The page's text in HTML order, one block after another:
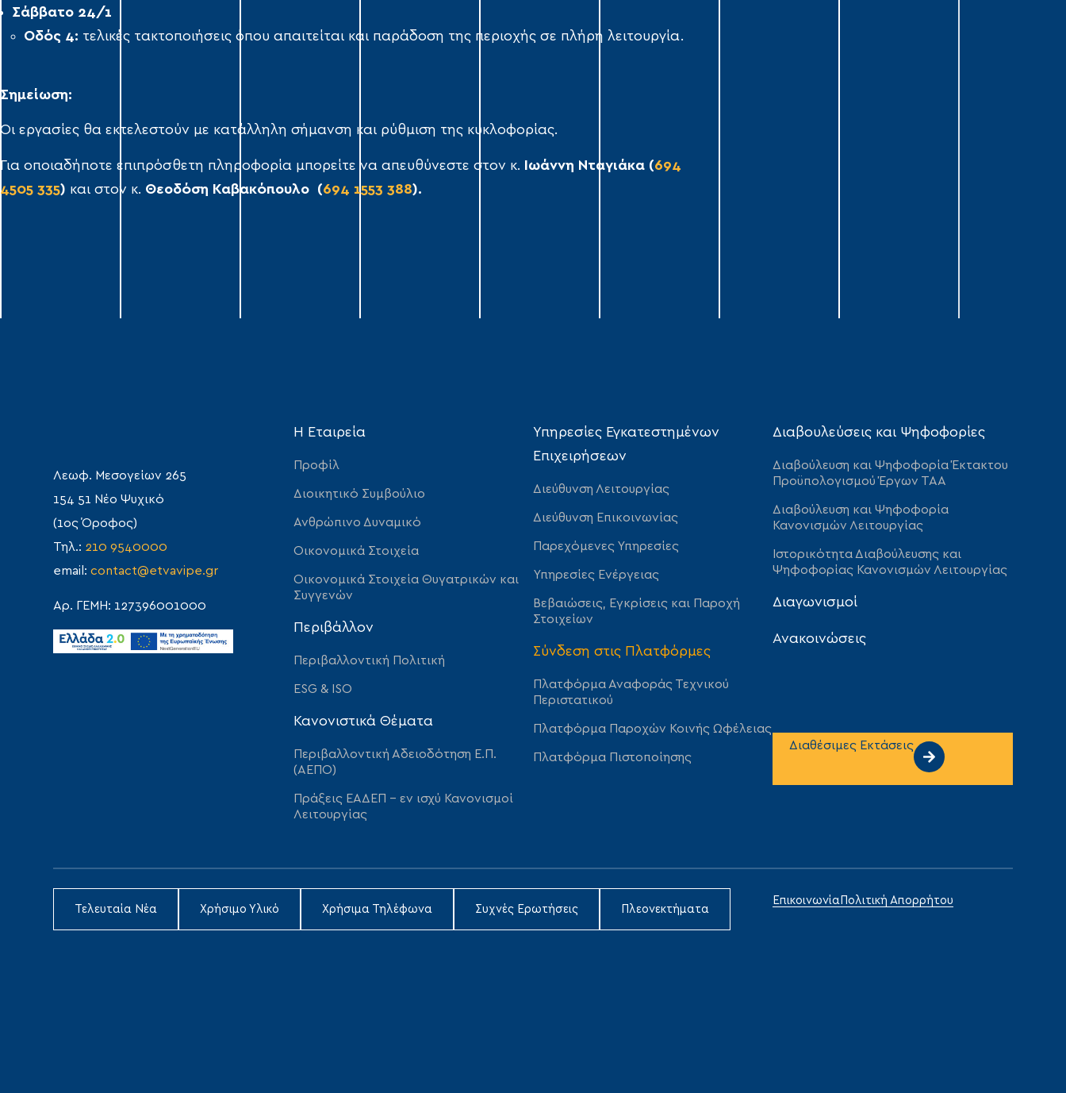
Σάββατο 24/1
Οδός 4: τελικές τακτοποιήσεις όπου απαιτείται και παράδοση της περιοχής σε πλήρη λειτουργία.
Σημείωση:
Οι εργασίες θα εκτελεστούν με κατάλληλη σήμανση και ρύθμιση της κυκλοφορίας.
Για οποιαδήποτε επιπρόσθετη πληροφορία μπορείτε να απευθύνεστε στον κ. Ιωάννη Νταγιάκα (694
4505 335) και στον κ. Θεοδόση Καβακόπουλο (694 1553 388).
Λεωφ. Μεσογείων 265
154 51 Νέο Ψυχικό
(1ος Όροφος)
Τηλ.: 210 9540000
email:contact@etvavipe.gr
Αρ. ΓΕΜΗ: 127396001000
Η Εταιρεία
Προφίλ
Διοικητικό Συμβούλιο
Ανθρώπινο Δυναμικό
Οικονομικά Στοιχεία
Οικονομικά Στοιχεία Θυγατρικών και
Συγγενών
Περιβάλλον
Περιβαλλοντική Πολιτική
ESG & ISO
Κανονιστικά Θέματα
Περιβαλλοντική Αδειοδότηση Ε.Π.
(ΑΕΠΟ)
Πράξεις ΕΑΔΕΠ – εν ισχύ Κανονισμοί
Λειτουργίας
Υπηρεσίες Εγκατεστημένων
Επιχειρήσεων
Διεύθυνση Λειτουργίας
Διεύθυνση Επικοινωνίας
Παρεχόμενες Υπηρεσίες
Υπηρεσίες Ενέργειας
Βεβαιώσεις, Εγκρίσεις και Παροχή
Στοιχείων
Σύνδεση στις Πλατφόρμες
Πλατφόρμα Αναφοράς Τεχνικού
Περιστατικού
Πλατφόρμα Παροχών Κοινής Ωφέλειας
Πλατφόρμα Πιστοποίησης
Διαβουλεύσεις και Ψηφοφορίες
Διαβούλευση και Ψηφοφορία Έκτακτου
Προϋπολογισμού Έργων ΤΑΑ
Διαβούλευση και Ψηφοφορία
Κανονισμών Λειτουργίας
Ιστορικότητα Διαβούλευσης και
Ψηφοφορίας Κανονισμών Λειτουργίας
Διαγωνισμοί
Ανακοινώσεις
Διαθέσιμες Εκτάσεις
Τελευταία Νέα Χρήσιμο Υλικό Χρήσιμα Τηλέφωνα Συχνές Ερωτήσεις Πλεονεκτήματα
Επικοινωνία Πολιτική Απορρήτου